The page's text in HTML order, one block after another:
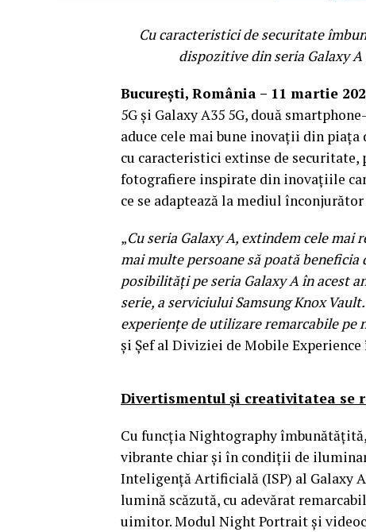
Cu caracteristici de securitate
dispozitive din seria Galaxy
București, România – 11 martie
5G și Galaxy A35 5G, două
aduce cele mai bune inovații din
cu caracteristici extinse de securitate,
fotografiere inspirate din inovațiile
ce se adaptează la mediul
„Cu seria Galaxy A, extindem cele
mai multe persoane să poată
posibilități pe seria Galaxy A în acest
serie, a serviciului Samsung Knox
experiențe de utilizare remarcabile pe
și Șef al Diviziei de Mobile
Divertismentul și creativitatea se
Cu funcția Nightography
vibrante chiar și în condiții de
Inteligență Artificială (ISP) al Galaxy
lumină scăzută, cu adevărat
uimitor. Modul Night Portrait și